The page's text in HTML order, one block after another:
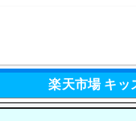
楽天市場 キッ